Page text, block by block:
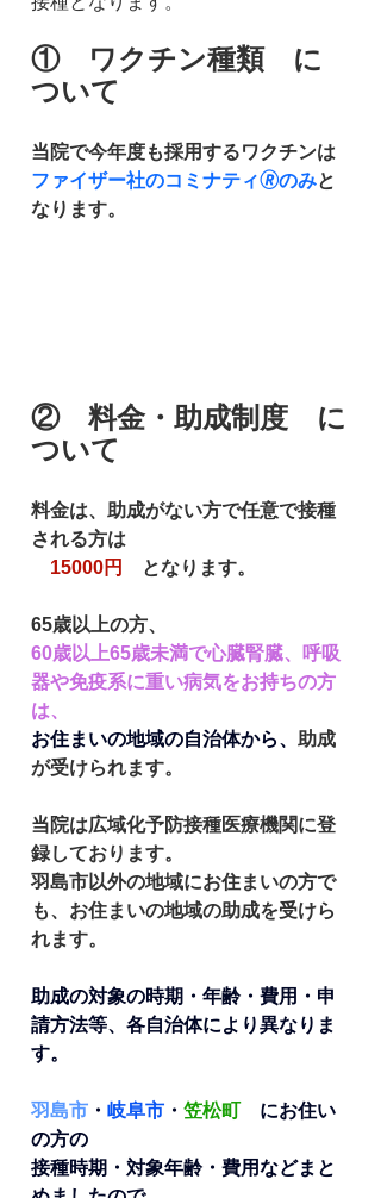
①　ワクチン種類　に
ついて
当院で今年度も採用するワクチンは
ファイザー社のコミナティ🄬のみと
なります。
②　料金・助成制度　に
ついて
料金は、助成がない方で任意で接種
される方は
15000円
となります。
65歳以上の方、
60歳以上65歳未満で心臓腎臓、呼吸
器や免疫系に重い病気をお持ちの方
は、
お住まいの地域の自治体から、 助成
が受けられます。
当院は広域化予防接種医療機関に登
録しております。
羽島市以外の地域にお住まいの方で
も、お住まいの地域の助成を受けら
れます。
助成の対象の時期・年齢・費用・申
請方法等、各自治体により異なりま
す。
羽島市 ・ 岐阜市 ・ 笠松町
にお住い
の方の
接種時期・対象年齢・費用などまと